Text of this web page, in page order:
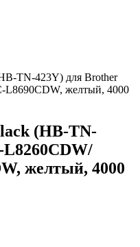
TN-423Y) для Brother
желтый, 4000
(HB-TN-
желтый, 4000